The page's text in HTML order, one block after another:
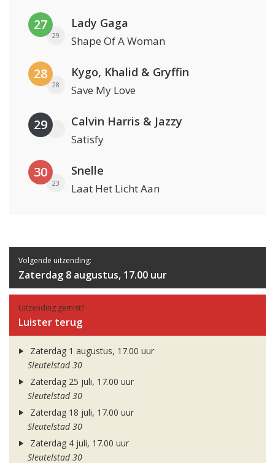
27
29
Lady Gaga
Shape Of A Woman
28
28
Kygo, Khalid & Gryffin
Save My Love
29 Calvin Harris & Jazzy
Satisfy
30
23
Snelle
Laat Het Licht Aan
Volgende uitzending:
Zaterdag 8 augustus, 17.00 uur
Uitzending gemist?
Luister terug
Zaterdag 1 augustus, 17.00 uur
Sleutelstad 30
Zaterdag 25 juli, 17.00 uur
Sleutelstad 30
Zaterdag 18 juli, 17.00 uur
Sleutelstad 30
Zaterdag 4 juli, 17.00 uur
Sleutelstad 30